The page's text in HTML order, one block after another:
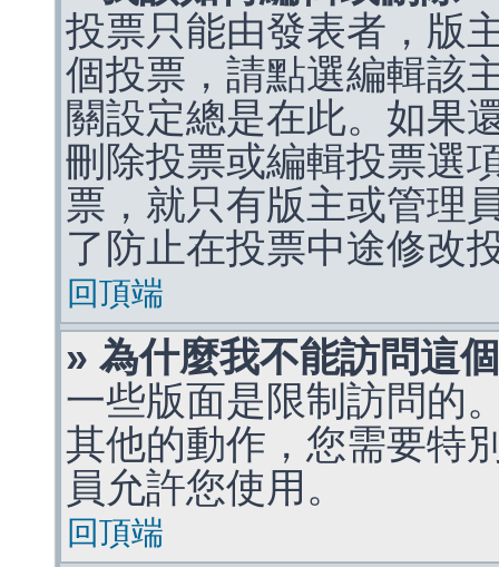
投票只能由發表者，版
個投票，請點選編輯該
關設定總是在此。如果
刪除投票或編輯投票選
票，就只有版主或管理
了防止在投票中途修改
回頂端
» 為什麼我不能訪問這
一些版面是限制訪問的
其他的動作，您需要特
員允許您使用。
回頂端